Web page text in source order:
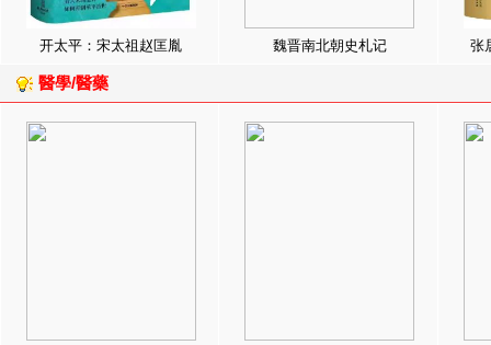
开太平：宋太祖赵匡胤 魏晋南北朝史札记 张
醫學/醫藥